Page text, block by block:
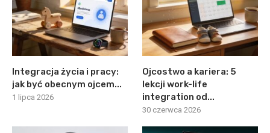
Integracja życia i pracy:
jak być obecnym ojcem...
1 lipca 2026
Ojcostwo a kariera: 5
lekcji work-life
integration od...
30 czerwca 2026